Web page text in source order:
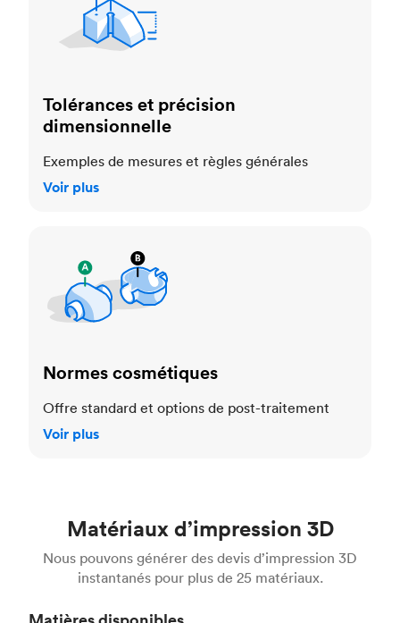
Tolérances et précision
dimensionnelle
Exemples de mesures et règles générales
Voir plus
Normes cosmétiques
Offre standard et options de post-traitement
Voir plus
Matériaux d’impression 3D
Nous pouvons générer des devis d’impression 3D
instantanés pour plus de 25 matériaux.